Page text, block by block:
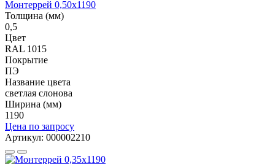
Монтеррей 0,50х1190
Толщина (мм)
0,5
Цвет
RAL 1015
Покрытие
ПЭ
Название цвета
светлая слонова
Ширина (мм)
1190
Цена по запросу
Артикул: 000002210